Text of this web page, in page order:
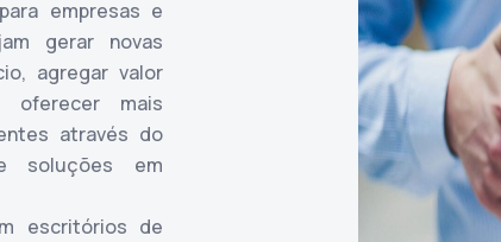
empresas e
gerar novas
agregar valor
mais
através do
soluções em
escritórios de